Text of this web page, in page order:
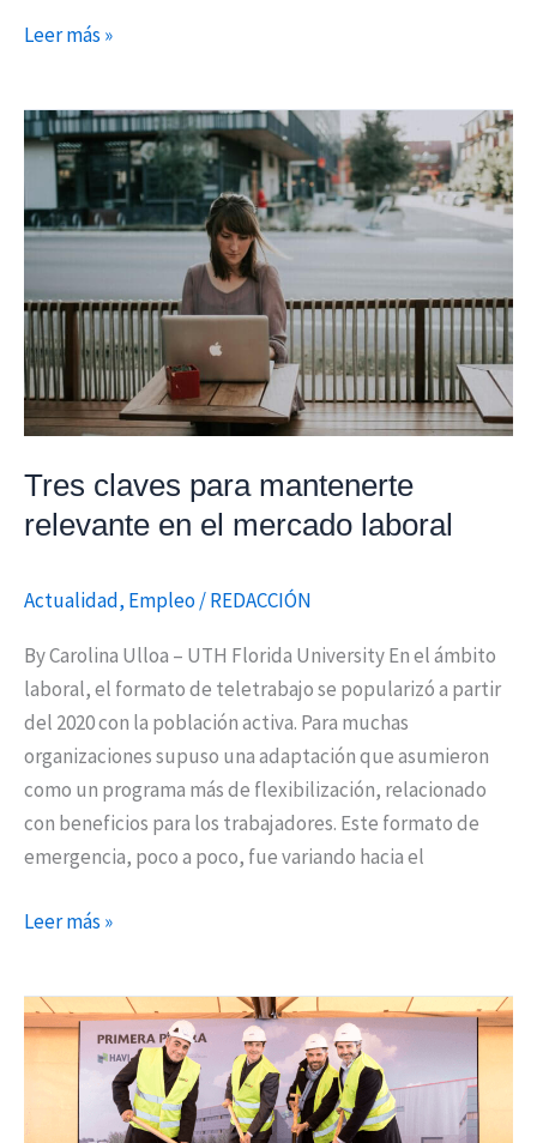
Leer más »
Tres claves para mantenerte
relevante en el mercado laboral
Actualidad, Empleo/REDACCIÓN
By Carolina Ulloa – UTH Florida University En el ámbito
laboral, el formato de teletrabajo se popularizó a partir
del 2020 con la población activa. Para muchas
organizaciones supuso una adaptación que asumieron
como un programa más de flexibilización, relacionado
con beneficios para los trabajadores. Este formato de
emergencia, poco a poco, fue variando hacia el
Tres
claves
para
mantenerte
en
el
mercado
laboral
Leer más »
Nuevo
complejo
logístico